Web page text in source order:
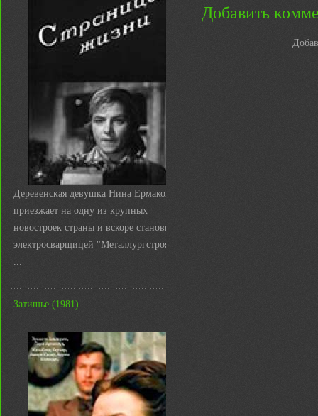
Деревенская девушка Нина Ермакова
приезжает на одну из крупных
новостроек страны и вскоре становится
электросварщицей "Металлургстроя&q
...
Затишье (1981)
Добавить